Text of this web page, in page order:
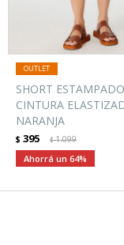
SHORT
CINTURA
NARANJA
$ 395 $1.099
64